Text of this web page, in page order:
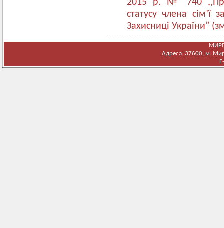
2015 р. № 740 ,,Про
статусу члена сім’ї
Захисниці України”
Адреса: 37600, м.